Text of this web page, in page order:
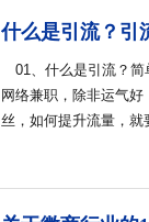
什么是引流？引
01、什么是引流？简
网络兼职，除非运气
丝，如何提升流量，